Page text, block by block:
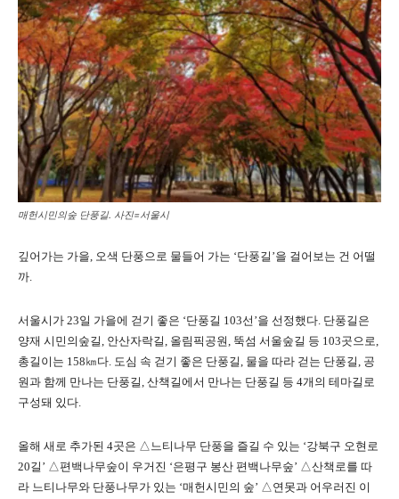
매헌시민의숲 단풍길. 사진=서울시
깊어가는 가을, 오색 단풍으로 물들어 가는 ‘단풍길’을 걸어보는 건 어떨
까.
서울시가 23일 가을에 걷기 좋은 ‘단풍길 103선’을 선정했다. 단풍길은
양재 시민의숲길, 안산자락길, 올림픽공원, 뚝섬 서울숲길 등 103곳으로,
총길이는 158㎞다. 도심 속 걷기 좋은 단풍길, 물을 따라 걷는 단풍길, 공
원과 함께 만나는 단풍길, 산책길에서 만나는 단풍길 등 4개의 테마길로
구성돼 있다.
올해 새로 추가된 4곳은 △느티나무 단풍을 즐길 수 있는 ‘강북구 오현로
20길’ △편백나무숲이 우거진 ‘은평구 봉산 편백나무숲’ △산책로를 따
라 느티나무와 단풍나무가 있는 ‘매헌시민의 숲’ △연못과 어우러진 이